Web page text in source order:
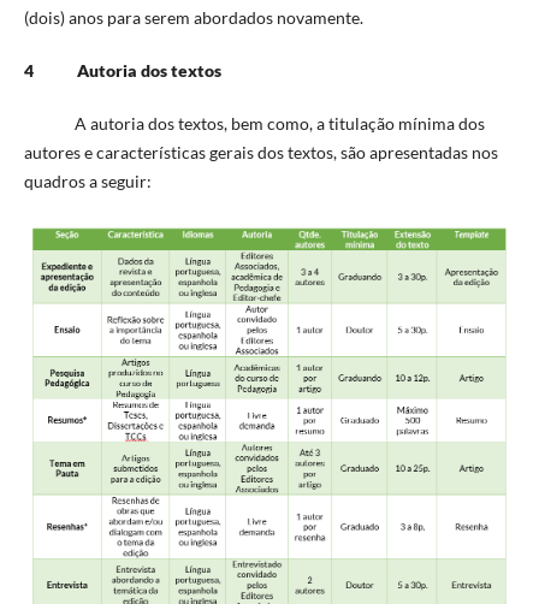
(dois) anos para serem abordados novamente.
4 Autoria dos textos
A autoria dos textos, bem como, a titulação mínima dos
autores e características gerais dos textos, são apresentadas nos
quadros a seguir: